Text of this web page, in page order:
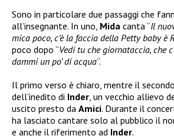
Sono in particolare due passaggi che
all’insegnante. In uno, Mida canta “Il
mica poco, c’è la faccia della Petty baby è
poco dopo “Vedi tu che giornataccia, che
dammi un po’ di acqua“.
Il primo verso è chiaro, mentre il
dell’inedito di Inder, un vecchio allievo
uscito presto da Amici. Durante il
ha lasciato cantare solo al pubblico il
e anche il riferimento ad Inder.